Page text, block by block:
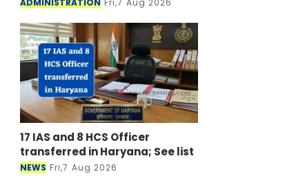
ADMINISTRATION Fri,7 Aug 2026
17 IAS and 8 HCS Officer
transferred in Haryana; See list
NEWS Fri,7 Aug 2026